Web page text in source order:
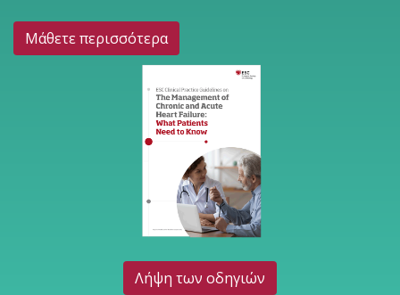
Μάθετε περισσότερα
Λήψη των οδηγιών